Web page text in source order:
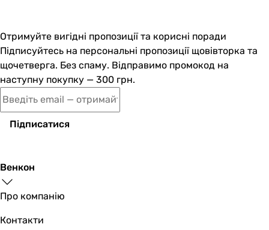
74 дБ
76 дБ
Електроживлення
230В
230В
400В
810 м³/год
3750 м³/год
2675 м³/год
круглий
Отримуйте вигідні пропозиції та корисні поради
Підписуйтесь на персональні пропозиції щовівторка та
щочетверга. Без спаму. Відправимо промокод на
наступну покупку — 300 грн.
Підписатися
Венкон
Про компанію
Контакти